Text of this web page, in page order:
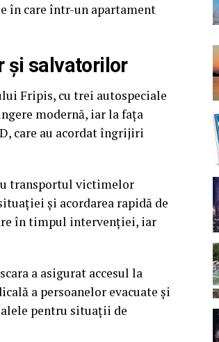
în care într-un apartament
și salvatorilor
Fripis, cu trei autospeciale
modernă, iar la fața
care au acordat îngrijiri
transportul victimelor
și acordarea rapidă de
în timpul intervenţiei, iar
a asigurat accesul la
a persoanelor evacuate și
pentru situaţii de